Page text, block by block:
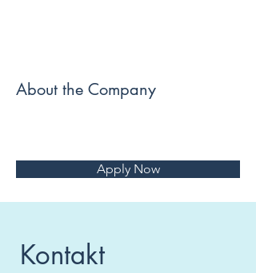
About the Company
Apply Now
Kontakt